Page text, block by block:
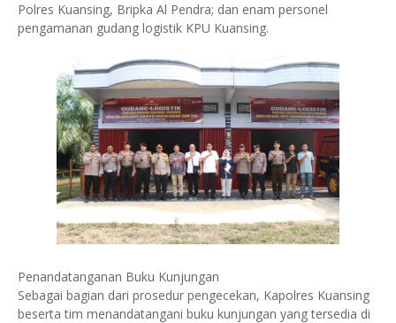
Polres Kuansing, Bripka Al Pendra; dan enam personel
pengamanan gudang logistik KPU Kuansing.
Penandatanganan Buku Kunjungan
Sebagai bagian dari prosedur pengecekan, Kapolres Kuansing
beserta tim menandatangani buku kunjungan yang tersedia di